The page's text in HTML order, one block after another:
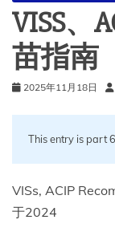
VISS、
苗指南
2025年11月18日
This entry is part
VISs, ACIP
于2024